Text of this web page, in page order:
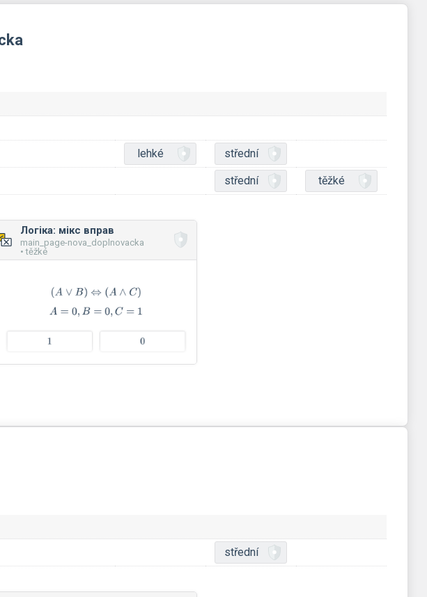
lehké střední
střední těžké
Логіка: мікс вправ
main_page-nova_doplnovacka
• těžké
střední